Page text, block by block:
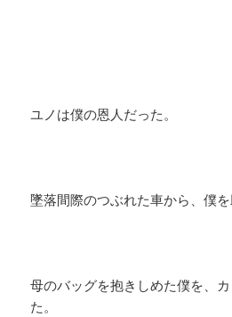
ユノは僕の恩人だった。
墜落間際のつぶれた車から、僕を
母のバッグを抱きしめた僕を、
た。